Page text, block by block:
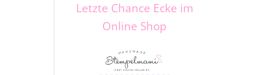
Letzte Chance Ecke im
Online Shop